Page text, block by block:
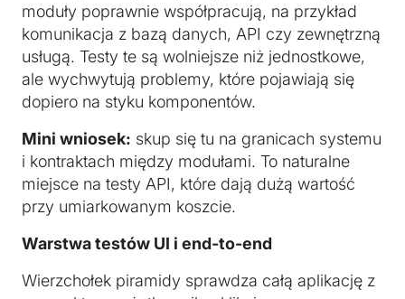
moduły poprawnie współpracują, na przykład
komunikacja z bazą danych, API czy zewnętrzną
usługą. Testy te są wolniejsze niż jednostkowe,
ale wychwytują problemy, które pojawiają się
dopiero na styku komponentów.
Mini wniosek: skup się tu na granicach systemu
i kontraktach między modułami. To naturalne
miejsce na testy API, które dają dużą wartość
przy umiarkowanym koszcie.
Warstwa testów UI i end-to-end
Wierzchołek piramidy sprawdza całą aplikację z